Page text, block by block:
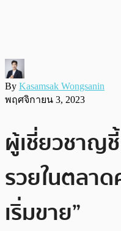
By Kasamsak Wongsanin
พฤศจิกายน 3, 2023
ผู้เชี่ยวชาญ
รวยในตลาด
เริ่มขาย”